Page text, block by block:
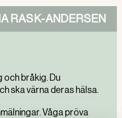
RASK-ANDERSEN
och bråkig. Du
ska värna deras hälsa.
Våga pröva